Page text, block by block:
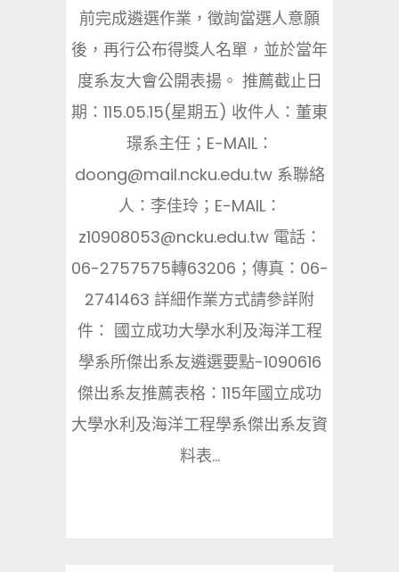
前完成遴選作業，徵詢當選人意願
後，再行公布得獎人名單，並於當年
度系友大會公開表揚。 推薦截止日
期：115.05.15(星期五) 收件人：董東
璟系主任；E-MAIL：
doong@mail.ncku.edu.tw 系聯絡
人：李佳玲；E-MAIL：
z10908053@ncku.edu.tw 電話：
06-2757575轉63206；傳真：06-
2741463 詳細作業方式請參詳附
件： 國立成功大學水利及海洋工程
學系所傑出系友遴選要點-1090616
傑出系友推薦表格：115年國立成功
大學水利及海洋工程學系傑出系友資
料表...